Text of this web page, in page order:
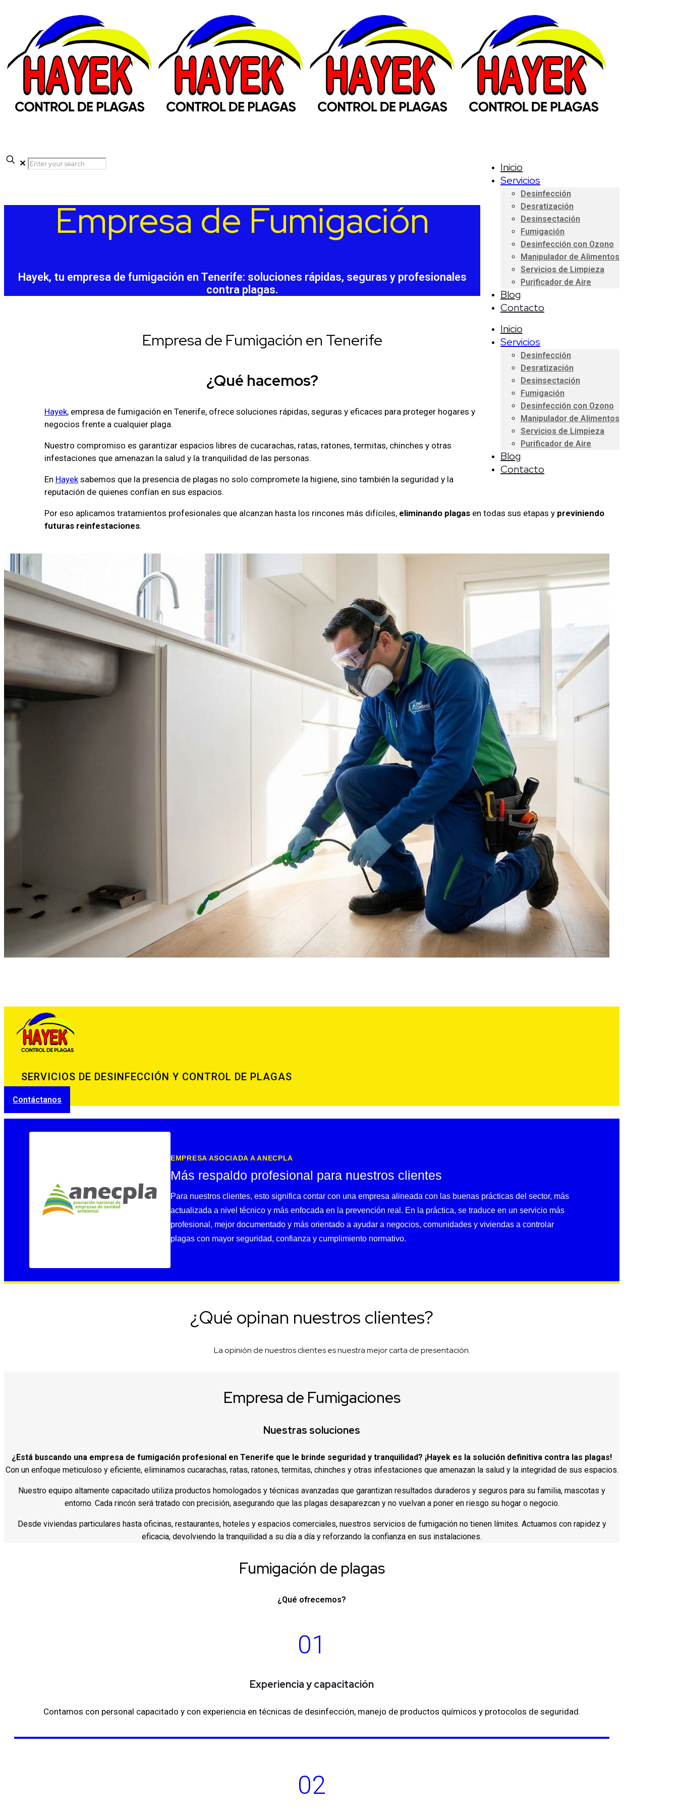
Inicio
Servicios
Desinfección
Desratización
Desinsectación
Fumigación
Desinfección con Ozono
Manipulador de Alimentos
Servicios de Limpieza
Purificador de Aire
Blog
Contacto
Inicio
Servicios
Desinfección
Desratización
Desinsectación
Fumigación
Desinfección con Ozono
Manipulador de Alimentos
Servicios de Limpieza
Purificador de Aire
Blog
Contacto
✕
Empresa de Fumigación
Hayek, tu empresa de fumigación en Tenerife: soluciones rápidas, seguras y profesionales
contra plagas.
Empresa de Fumigación en Tenerife
¿Qué hacemos?
Hayek, empresa de fumigación en Tenerife, ofrece soluciones rápidas, seguras y eficaces para proteger hogares y
negocios frente a cualquier plaga.
Nuestro compromiso es garantizar espacios libres de cucarachas, ratas, ratones, termitas, chinches y otras
infestaciones que amenazan la salud y la tranquilidad de las personas.
En Hayek sabemos que la presencia de plagas no solo compromete la higiene, sino también la seguridad y la
reputación de quienes confían en sus espacios.
Por eso aplicamos tratamientos profesionales que alcanzan hasta los rincones más difíciles, eliminando plagas en todas sus etapas y previniendo
futuras reinfestaciones.
SERVICIOS DE DESINFECCIÓN Y CONTROL DE PLAGAS
Contáctanos
EMPRESA ASOCIADA A ANECPLA
Más respaldo profesional para nuestros clientes
Para nuestros clientes, esto significa contar con una empresa alineada con las buenas prácticas del sector, más
actualizada a nivel técnico y más enfocada en la prevención real. En la práctica, se traduce en un servicio más
profesional, mejor documentado y más orientado a ayudar a negocios, comunidades y viviendas a controlar
plagas con mayor seguridad, confianza y cumplimiento normativo.
¿Qué opinan nuestros clientes?
La opinión de nuestros clientes es nuestra mejor carta de presentación.
Empresa de Fumigaciones
Nuestras soluciones
¿Está buscando una empresa de fumigación profesional en Tenerife que le brinde seguridad y tranquilidad? ¡Hayek es la solución definitiva contra las plagas!
Con un enfoque meticuloso y eficiente, eliminamos cucarachas, ratas, ratones, termitas, chinches y otras infestaciones que amenazan la salud y la integridad de sus espacios.
Nuestro equipo altamente capacitado utiliza productos homologados y técnicas avanzadas que garantizan resultados duraderos y seguros para su familia, mascotas y
entorno. Cada rincón será tratado con precisión, asegurando que las plagas desaparezcan y no vuelvan a poner en riesgo su hogar o negocio.
Desde viviendas particulares hasta oficinas, restaurantes, hoteles y espacios comerciales, nuestros servicios de fumigación no tienen límites. Actuamos con rapidez y
eficacia, devolviendo la tranquilidad a su día a día y reforzando la confianza en sus instalaciones.
Fumigación de plagas
¿Qué ofrecemos?
01
Experiencia y capacitación
Contamos con personal capacitado y con experiencia en técnicas de desinfección, manejo de productos químicos y protocolos de seguridad.
02